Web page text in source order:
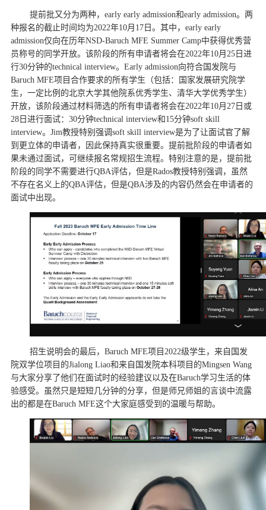
提前批又分为两种，early early admission和early admission。两
种报名的截止时间均为2022年10月17日。其中，early early
admission仅向在历年NSD-Baruch MFE Summer Camp中获得优秀营
员称号的同学开放。该阶段的所有申请者将会在2022年10月25日进
行30分钟的technical interview。Early admission向符合国发院与
Baruch MFE项目合作要求的所有学生（包括：
国家发展研究院学
生，一定比例的北京大学其他院系优秀学生、清华大学优秀学生）
开放，该阶段通过材料筛选的所有申请者将会在2022年10月27日或
28日进行面试：30分钟technical interview和15分钟soft skill
interview。Jim教授特别强调soft skill interview是为了让面试官了解
到更立体的申请者，因此保持真实很重要。提前批阶段的申请者如
果未通过面试，可继续报名常规招生流程。特别注意的是，提前批
阶段的同学不需要进行QBA评估，但是Rados教授特别强调，虽然
不存在名义上的QBA评估，但是QBA涉及的内容仍然会在申请者的
面试中出现。
招生说明会的最后，Baruch MFE项目2022级学生，来自国发
院双学位项目的Jialong Liao和来自国发院本科项目的Mingsen Wang
与大家分享了他们在面试时的经验建议以及在Baruch学习生活的体
验感受。虽然只是短短几分钟的分享，但是师兄师姐的言谈中流露
出的都是在Baruch MFE这个大家庭感受到的温暖与帮助。